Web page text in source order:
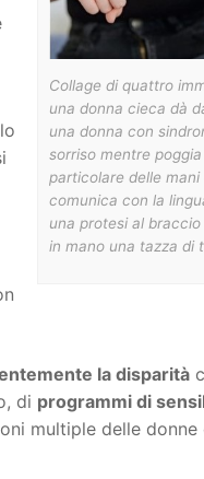
Collage di quattro
una donna cieca dà
una donna con
sorriso mentre
particolare delle
comunica con la
una protesi al
in mano una tazza di
la disparità
di programmi di
multiple delle